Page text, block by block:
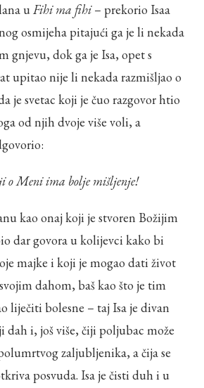
uFihi ma fihi– prekorio Isaa
osmijeha pitajući ga je li nekada
gnjevu, dok ga je Isa, opet s
upitao nije li nekada razmišljao o
je svetac koji je čuo razgovor htio
od njih dvoje više voli, a
o Meni ima bolje mišljenje!
kao onaj koji je stvoren Božijim
dar govora u kolijevci kako bi
majke i koji je mogao dati život
dahom, baš kao što je tim
liječiti bolesne – taj Isa je divan
dah i, još više, čiji poljubac može
zaljubljenika, a čija se
posvuda. Isa je čisti duh i u